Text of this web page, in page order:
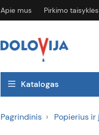
Apie mus Pirkimo taisyklės
Katalogas
Pagrindinis Popierius ir